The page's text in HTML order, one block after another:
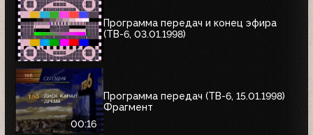
Программа передач и конец эфира
(ТВ-6, 03.01.1998)
00:16
Программа передач (ТВ-6, 15.01.1998)
Фрагмент